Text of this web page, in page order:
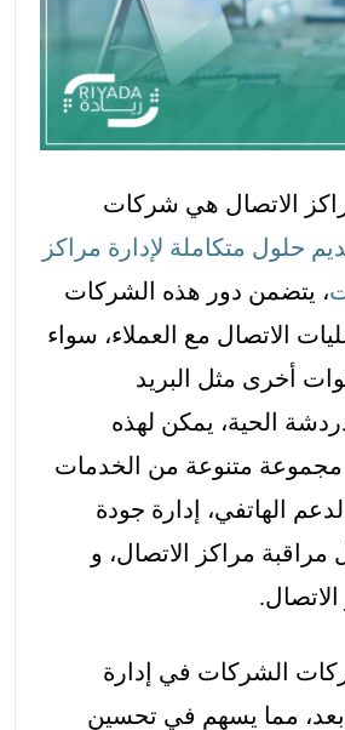
الاتصال هي شركات
حلول متكاملة لإدارة مراكز
، يتضمن دور هذه الشركات
الاتصال مع العملاء، سواء
أخرى مثل البريد
الحية، يمكن لهذه
مجموعة متنوعة من الخدمات
الهاتفي، إدارة جودة
مراقبة مراكز الاتصال، و
الاتصال.
الشركات في إدارة
مما يسهم في تحسين